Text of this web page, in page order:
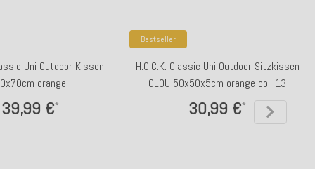
Uni Outdoor Kissen
orange
39,99 €*
Bestseller
H.O.C.K. Classic Uni Outdoor Sitzkissen
CLOU 50x50x5cm orange col. 13
30,99 €*